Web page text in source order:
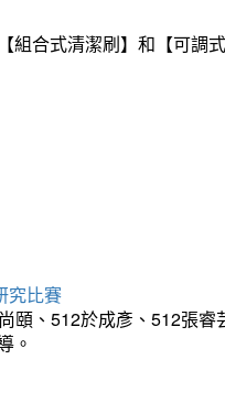
組合式清潔刷】和【可調
究比賽
頤、512於成彥、512張
。